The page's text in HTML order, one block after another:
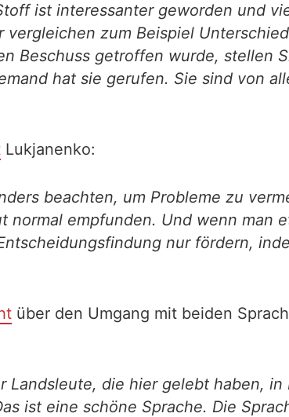
ist interessanter geworden und
zum Beispiel
Beschuss getroffen wurde, stellen
hat sie gerufen. Sie sind von
Lukjanenko:
beachten, um Probleme zu
normal empfunden. Und wenn man
nur fördern,
über den Umgang mit beiden
Landsleute, die hier gelebt haben, in
ist eine schöne Sprache. Die